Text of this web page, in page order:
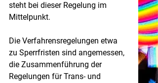
steht bei dieser Regelung im
Mittelpunkt.
Die Verfahrensregelungen etwa
zu Sperrfristen sind angemessen,
die Zusammenführung der
Regelungen für Trans- und